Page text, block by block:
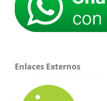
Enlaces Externos